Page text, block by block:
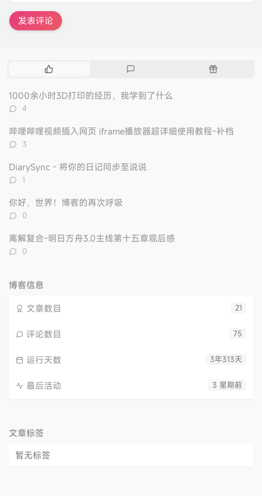
发表评论
热
文
评
随
1000余小时3D打印的经历，我学到了什么
评
数：
4
哔哩哔哩视频插入网页 iframe播放器超详细使用教程-补档
评
数：
3
DiarySync - 将你的日记同步至说说
评
数：
1
你好，世界！博客的再次呼吸
评
数：
0
离解复合-明日方舟3.0主线第十五章观后感
评
0
博客信息
21
文章数目
75
评论数目
3年313天
运行天数
3 星期前
最后活动
文章标签
暂无标签